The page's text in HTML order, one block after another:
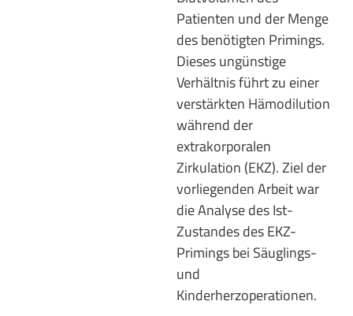
Patienten und der Menge
des benötigten Primings.
Dieses ungünstige
Verhältnis führt zu einer
verstärkten Hämodilution
während der
extrakorporalen
Zirkulation (EKZ). Ziel der
vorliegenden Arbeit war
die Analyse des Ist-
Zustandes des EKZ-
Primings bei Säuglings-
und
Kinderherzoperationen.